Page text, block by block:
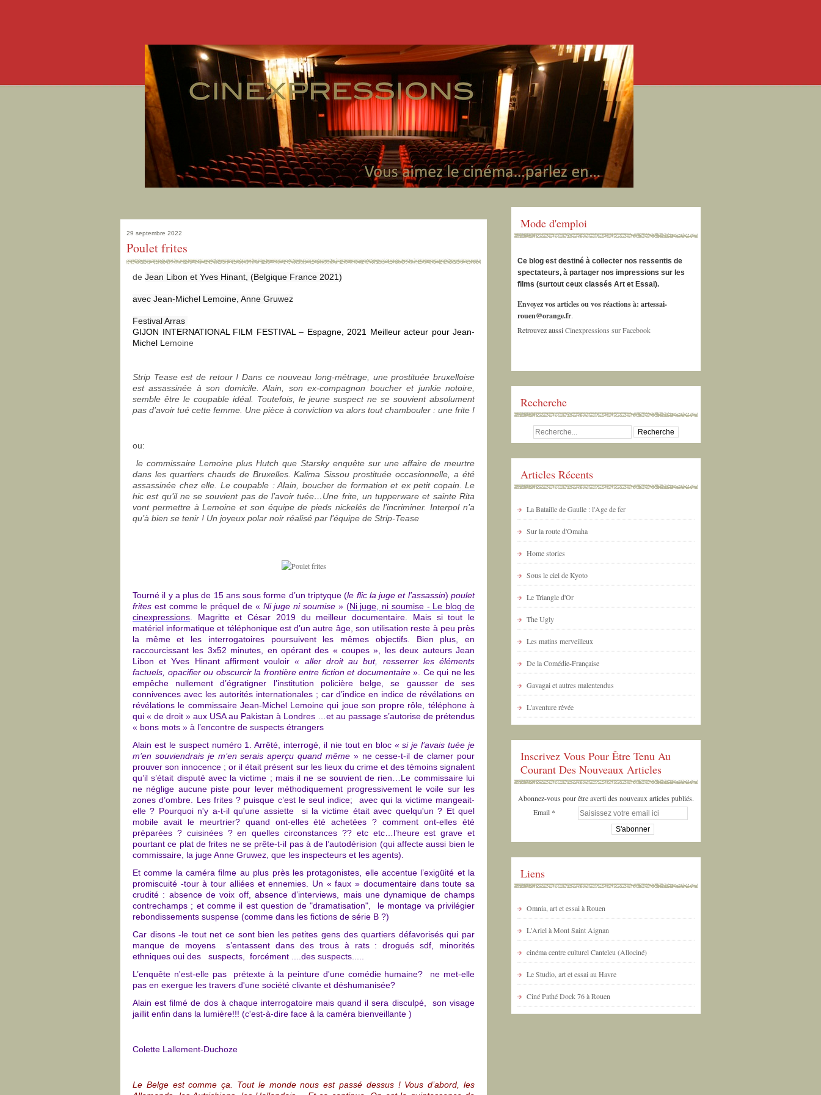
29 septembre 2022
Poulet frites
de Jean Libon et Yves Hinant, (Belgique France 2021)
avec Jean-Michel Lemoine, Anne Gruwez
Festival Arras
GIJON INTERNATIONAL FILM FESTIVAL – Espagne, 2021 Meilleur acteur pour Jean-
Michel L emoine
Strip Tease est de retour ! Dans ce nouveau long-métrage, une prostituée bruxelloise
est assassinée à son domicile. Alain, son ex-compagnon boucher et junkie notoire,
semble être le coupable idéal. Toutefois, le jeune suspect ne se souvient absolument
pas d’avoir tué cette femme. Une pièce à conviction va alors tout chambouler : une frite !
ou:
le commissaire Lemoine plus Hutch que Starsky enquête sur une affaire de meurtre
dans les quartiers chauds de Bruxelles. Kalima Sissou prostituée occasionnelle, a été
assassinée chez elle. Le coupable : Alain, boucher de formation et ex petit copain. Le
hic est qu’il ne se souvient pas de l’avoir tuée…Une frite, un tupperware et sainte Rita
vont permettre à Lemoine et son équipe de pieds nickelés de l’incriminer. Interpol n’a
qu’à bien se tenir ! Un joyeux polar noir réalisé par l’équipe de Strip-Tease
Tourné il y a plus de 15 ans sous forme d’un triptyque (le flic la juge et l’assassin)poulet
frites est comme le préquel de « Ni juge ni soumise» (Ni juge, ni soumise - Le blog de
cinexpressions
Magritte et César 2019 du meilleur documentaire. Mais si tout le
matériel informatique et téléphonique est d’un autre âge, son utilisation reste à peu près
la même et les interrogatoires poursuivent les mêmes objectifs. Bien plus, en
raccourcissant les 3x52 minutes, en opérant des « coupes », les deux auteurs Jean
Libon et Yves Hinant affirment vouloir« aller droit au but, resserrer les éléments
factuels, opacifier ou obscurcir la frontière entre fiction et documentaire ». Ce qui ne les
empêche nullement d’égratigner l’institution policière belge, se gausser de ses
connivences avec les autorités internationales ; car d’indice en indice de révélations en
révélations le commissaire Jean-Michel Lemoine qui joue son propre rôle, téléphone à
qui « de droit » aux USA au Pakistan à Londres …et au passage s’autorise de prétendus
« bons mots » à l’encontre de suspects étrangers
Alain est le suspect numéro 1. Arrêté, interrogé, il nie tout en bloc «si je l’avais tuée je
m’en souviendrais je m’en serais aperçu quand même» ne cesse-t-il de clamer pour
prouver son innocence ; or il était présent sur les lieux du crime et des témoins signalent
qu’il s’était disputé avec la victime ; mais il ne se souvient de rien…Le commissaire lui
ne néglige aucune piste pour lever méthodiquement progressivement le voile sur les
zones d’ombre. Les frites ? puisque c’est le seul indice; avec qui la victime mangeait-
elle ? Pourquoi n'y a-t-il qu'une assiette si la victime était avec quelqu'un ? Et quel
mobile avait le meurtrier? quand ont-elles été achetées ? comment ont-elles été
préparées ? cuisinées ? en quelles circonstances ?? etc etc…l’heure est grave et
pourtant ce plat de frites ne se prête-t-il pas à de l’autodérision (qui affecte aussi bien le
commissaire, la juge Anne Gruwez, que les inspecteurs et les agents).
Et comme la caméra filme au plus près les protagonistes, elle accentue l’exigüité et la
promiscuité -tour à tour alliées et ennemies. Un « faux » documentaire dans toute sa
crudité : absence de voix off, absence d’interviews, mais une dynamique de champs
contrechamps ; et comme il est question de "dramatisation", le montage va privilégier
rebondissements suspense (comme dans les fictions de série B ?)
Car disons -le tout net ce sont bien les petites gens des quartiers défavorisés qui par
manque de moyens s’entassent dans des trous à rats : drogués sdf, minorités
ethniques oui des suspects, forcément ....des suspects.....
L’enquête n'est-elle pas prétexte à la peinture d'une comédie humaine? ne met-elle
pas en exergue les travers d'une société clivante et déshumanisée?
Alain est filmé de dos à chaque interrogatoire mais quand il sera disculpé, son visage
jaillit enfin dans la lumière!!! (c'est-à-dire face à la caméra bienveillante )
Colette Lallement-Duchoze
Le Belge est comme ça. Tout le monde nous est passé dessus ! Vous d’abord, les
Mode d'emploi
Ce blog est destiné à collecter nos ressentis de
spectateurs, à partager nos impressions sur les
films (surtout ceux classés Art et Essai).
Envoyez vos articles ou vos réactions à: artessai-
rouen@orange.fr.
Retrouvez aussiCinexpressions sur Facebook
Recherche
Articles Récents
La Bataille de Gaulle : l'Age de fer
Sur la route d'Omaha
Home stories
Sous le ciel de Kyoto
Le Triangle d'Or
The Ugly
Les matins merveilleux
De la Comédie-Française
Gavagai et autres malentendus
L'aventure rêvée
Inscrivez Vous Pour Être Tenu Au
Courant Des Nouveaux Articles
Abonnez-vous pour être averti des nouveaux articles publiés.
Email
Liens
Omnia, art et essai à Rouen
L'Ariel à Mont Saint Aignan
cinéma centre culturel Canteleu (Allociné)
Le Studio, art et essai au Havre
Ciné Pathé Dock 76 à Rouen